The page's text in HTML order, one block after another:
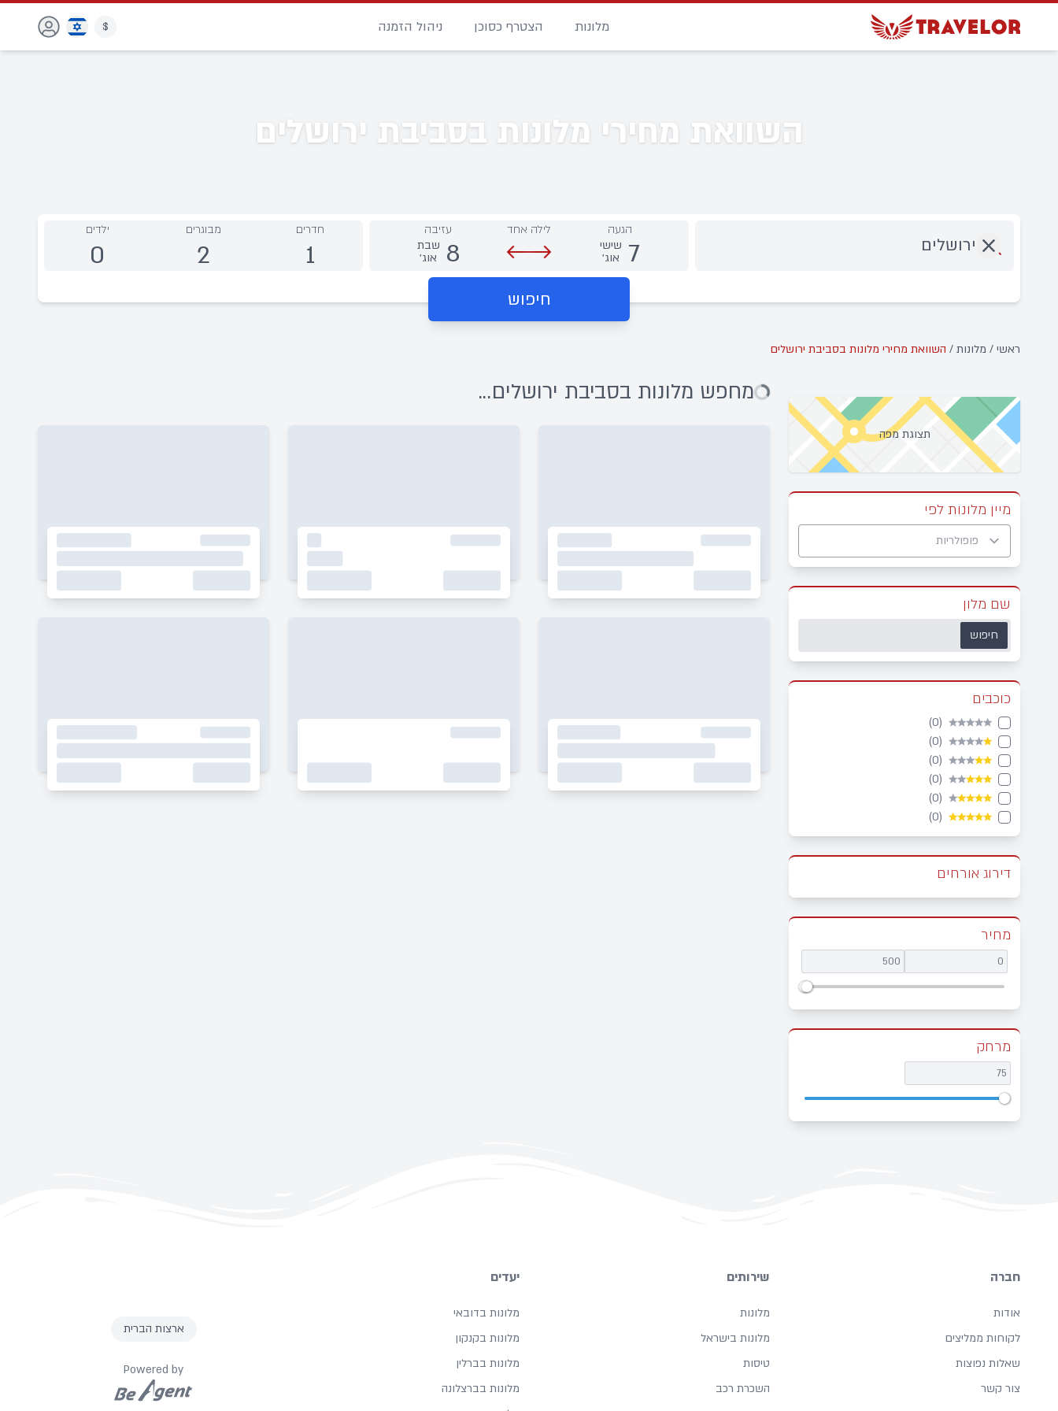
מלונות הצטרף כסוכן ניהול הזמנה $
השוואת מחירי מלונות בסביבת ירושלים
הגעה
7 שישי
אוג׳
לילה אחד עזיבה
8 שבת
אוג׳
חדרים
1
מבוגרים
2
ילדים
0
חיפוש
ראשי / מלונות / השוואת מחירי מלונות בסביבת ירושלים
תצוגת מפה
מיין מלונות לפי
שם מלון
חיפוש
כוכבים
★★★★★
(0)
★
★★★★
(0)
★★
★★★
(0)
★★★
★★
(0)
★★★★
★
(0)
★★★★★
(0)
דירוג אורחים
מחיר
מרחק
מחפש מלונות בסביבת ירושלים...
חברה
אודות
לקוחות ממליצים
שאלות נפוצות
צור קשר
שירותים
מלונות
מלונות בישראל
טיסות
השכרת רכב
יעדים
מלונות בדובאי
מלונות בקנקון
מלונות בברלין
מלונות בברצלונה
ארצות הברית
Powered by